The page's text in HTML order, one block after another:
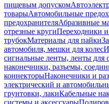
пищевым допуском
товарыАвтомобильные
предохранителяАбразивные
отрезные кругиПереходники
трубокМатериалы для пайки
автомобиля, мешки для колес
сигнальные ленты, ленты для
наконечники, разъемы,
коннекторыНаконечники и
электрический и
грунтовки, лакиКабельные
системы и аксессуары